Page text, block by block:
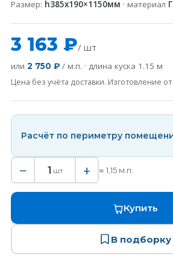
Размер: h385х190×1150мм · материал
3 163 ₽/ шт
или 2 750 ₽ / м.п. · длина куска 1.15 м
Цена без учёта доставки. Изготовление от
Расчёт по периметру
− 1 шт + ≈ 1,15 м.п.
Купить
В подборку